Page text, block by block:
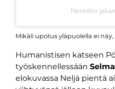
Henkilön
Mikäli upotus yläpuolella ei näy,
Humanistisen katseen
työskennellessään
elokuvassa Neljä pientä